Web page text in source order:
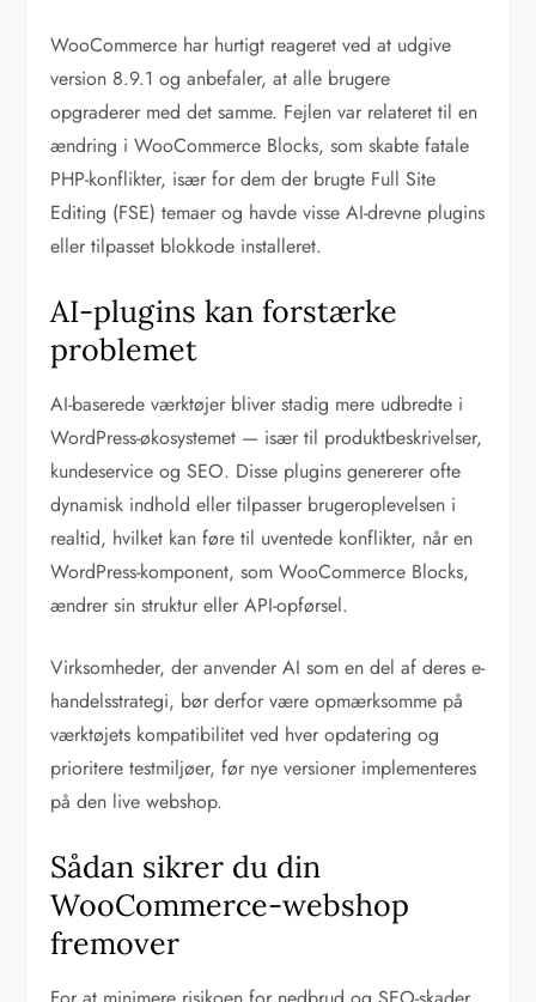
WooCommerce har hurtigt reageret ved at udgive
version 8.9.1 og anbefaler, at alle brugere
opgraderer med det samme. Fejlen var relateret til en
ændring i WooCommerce Blocks, som skabte fatale
PHP-konflikter, især for dem der brugte Full Site
Editing (FSE) temaer og havde visse AI-drevne plugins
eller tilpasset blokkode installeret.
AI-plugins kan forstærke
problemet
AI-baserede værktøjer bliver stadig mere udbredte i
WordPress-økosystemet — især til produktbeskrivelser,
kundeservice og SEO. Disse plugins genererer ofte
dynamisk indhold eller tilpasser brugeroplevelsen i
realtid, hvilket kan føre til uventede konflikter, når en
WordPress-komponent, som WooCommerce Blocks,
ændrer sin struktur eller API-opførsel.
Virksomheder, der anvender AI som en del af deres e-
handelsstrategi, bør derfor være opmærksomme på
værktøjets kompatibilitet ved hver opdatering og
prioritere testmiljøer, før nye versioner implementeres
på den live webshop.
Sådan sikrer du din
WooCommerce-webshop
fremover